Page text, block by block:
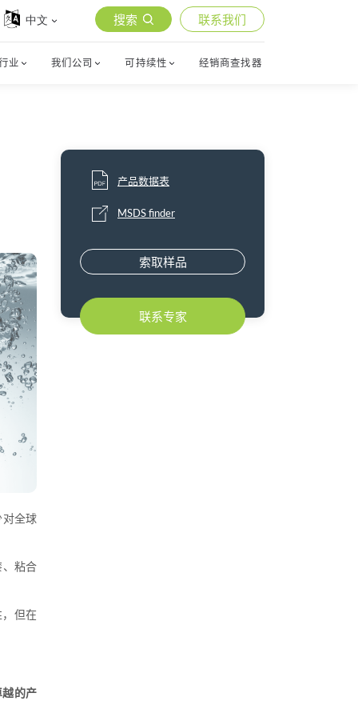
中文 搜索 联系我们
业 我们公司 可持续性 经销商查找器
对全球
粘合
但在
的产
产品数据表
MSDS finder
索取样品
联系专家